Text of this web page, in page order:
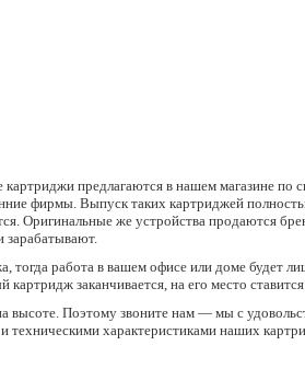
предлагаются в нашем магазине по
фирмы. Выпуск таких картриджей
Оригинальные же устройства продаются
зарабатывают.
тогда работа в вашем офисе или доме будет
картридж заканчивается, на его место
Поэтому звоните нам — мы с
техническими характеристиками наших